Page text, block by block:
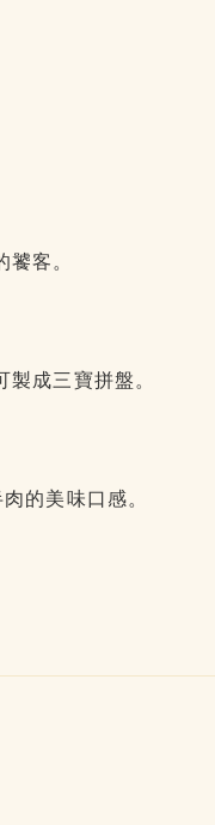
饕客。
成三寶拼盤。
的美味口感。